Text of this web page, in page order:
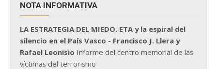
NOTA INFORMATIVA
LA ESTRATEGIA DEL MIEDO. ETA y la espiral del
silencio en el País Vasco - Francisco J. Llera y
Rafael Leonisio Informe del centro memorial de las
víctimas del terrorismo